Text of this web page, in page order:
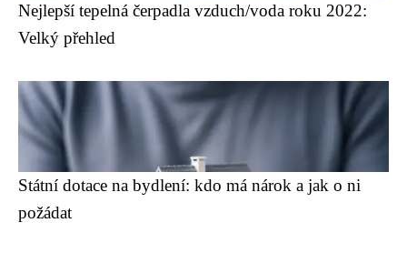
Nejlepší tepelná čerpadla vzduch/voda roku 2022:
Velký přehled
Státní dotace na bydlení: kdo má nárok a jak o ni
požádat